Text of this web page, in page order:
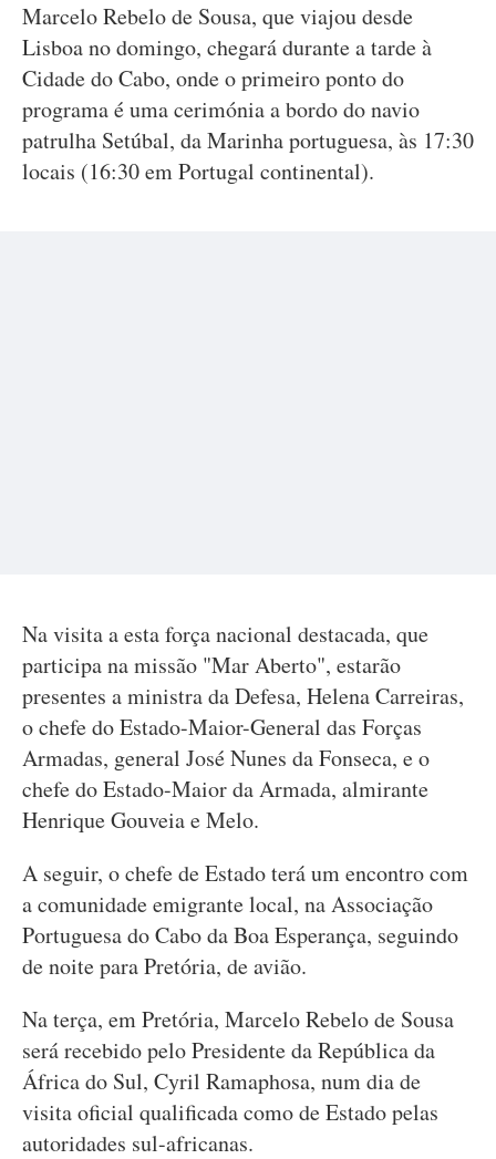
Marcelo Rebelo de Sousa, que viajou desde
Lisboa no domingo, chegará durante a tarde à
Cidade do Cabo, onde o primeiro ponto do
programa é uma cerimónia a bordo do navio
patrulha Setúbal, da Marinha portuguesa, às 17:30
locais (16:30 em Portugal continental).
Na visita a esta força nacional destacada, que
participa na missão "Mar Aberto", estarão
presentes a ministra da Defesa, Helena Carreiras,
o chefe do Estado-Maior-General das Forças
Armadas, general José Nunes da Fonseca, e o
chefe do Estado-Maior da Armada, almirante
Henrique Gouveia e Melo.
A seguir, o chefe de Estado terá um encontro com
a comunidade emigrante local, na Associação
Portuguesa do Cabo da Boa Esperança, seguindo
de noite para Pretória, de avião.
Na terça, em Pretória, Marcelo Rebelo de Sousa
será recebido pelo Presidente da República da
África do Sul, Cyril Ramaphosa, num dia de
visita oficial qualificada como de Estado pelas
autoridades sul-africanas.